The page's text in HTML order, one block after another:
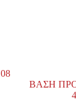
ΒΑΣΗ